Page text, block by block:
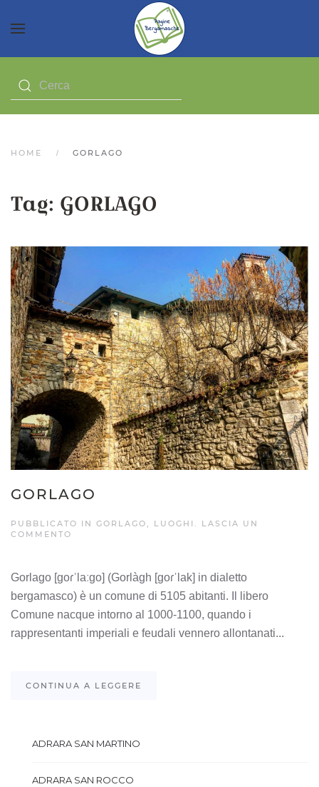
HOME GORLAGO
Tag: GORLAGO
GORLAGO
PUBBLICATO IN GORLAGO, LUOGHI . LASCIA UN
COMMENTO
Gorlago [ɡoɾˈlaːɡo] (Gorlàgh [ɡoɾˈlak] in dialetto
bergamasco) è un comune di 5105 abitanti. Il libero
Comune nacque intorno al 1000-1100, quando i
rappresentanti imperiali e feudali vennero allontanati...
CONTINUA A LEGGERE
ADRARA SAN MARTINO
ADRARA SAN ROCCO